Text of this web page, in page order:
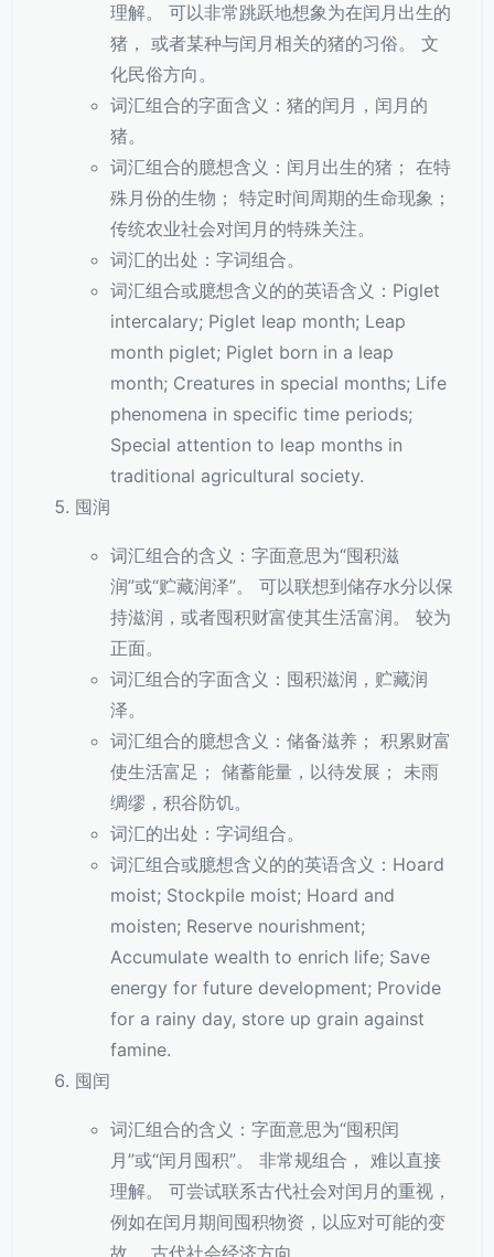
理解。 可以非常跳跃地想象为在闰月出生的
猪， 或者某种与闰月相关的猪的习俗。 文
化民俗方向。
词汇组合的字面含义：猪的闰月，闰月的
猪。
词汇组合的臆想含义：闰月出生的猪； 在特
殊月份的生物； 特定时间周期的生命现象；
传统农业社会对闰月的特殊关注。
词汇的出处：字词组合。
词汇组合或臆想含义的的英语含义：Piglet
intercalary; Piglet leap month; Leap
month piglet; Piglet born in a leap
month; Creatures in special months; Life
phenomena in specific time periods;
Special attention to leap months in
traditional agricultural society.
囤润
词汇组合的含义：字面意思为“囤积滋
润”或“贮藏润泽”。 可以联想到储存水分以保
持滋润，或者囤积财富使其生活富润。 较为
正面。
词汇组合的字面含义：囤积滋润，贮藏润
泽。
词汇组合的臆想含义：储备滋养； 积累财富
使生活富足； 储蓄能量，以待发展； 未雨
绸缪，积谷防饥。
词汇的出处：字词组合。
词汇组合或臆想含义的的英语含义：Hoard
moist; Stockpile moist; Hoard and
moisten; Reserve nourishment;
Accumulate wealth to enrich life; Save
energy for future development; Provide
for a rainy day, store up grain against
famine.
囤闰
词汇组合的含义：字面意思为“囤积闰
月”或“闰月囤积”。 非常规组合， 难以直接
理解。 可尝试联系古代社会对闰月的重视，
例如在闰月期间囤积物资，以应对可能的变
故。 古代社会经济方向。